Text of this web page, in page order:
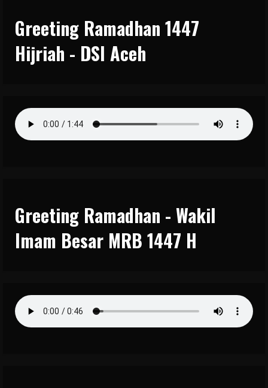
Greeting Ramadhan 1447
Hijriah - DSI Aceh
Greeting Ramadhan - Wakil
Imam Besar MRB 1447 H